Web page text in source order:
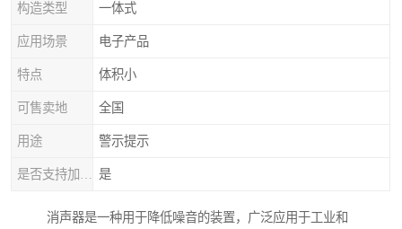
构造类型 一体式
应用场景 电子产品
特点 体积小
可售卖地 全国
用途 警示提示
是
消声器是一种用于降低噪音的装置，广泛应用于工业和